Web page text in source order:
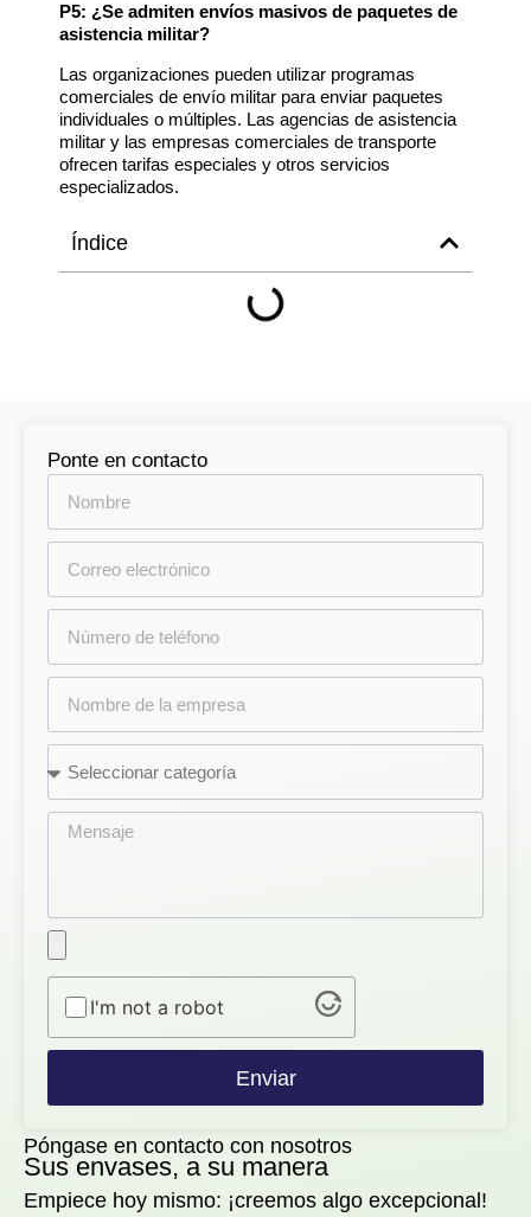
Índice
P5: ¿Se admiten envíos masivos de paquetes de
asistencia militar?
Las organizaciones pueden utilizar programas
comerciales de envío militar para enviar paquetes
individuales o múltiples. Las agencias de asistencia
militar y las empresas comerciales de transporte
ofrecen tarifas especiales y otros servicios
especializados.
Póngase en contacto con nosotros
Sus envases, a su manera
Empiece hoy mismo: ¡creemos algo excepcional!
Ponte en contacto
I'm not a robot
Enviar